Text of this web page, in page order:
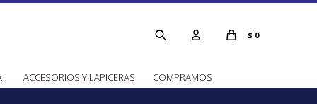
ACCESORIOS Y LAPICERAS COMPRAMOS
$ 0